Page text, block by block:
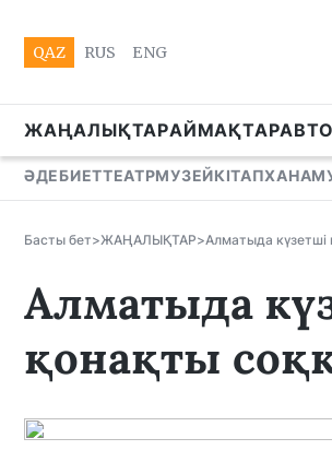
QAZ RUS ENG
ЖАҢАЛЫҚТАРАЙМАҚТАР
ӘДЕБИЕТТЕАТРМУЗЕЙКІТАПХАНА
Басты бет>ЖАҢАЛЫҚТАР>Алматыда
Алматыда
қонақты